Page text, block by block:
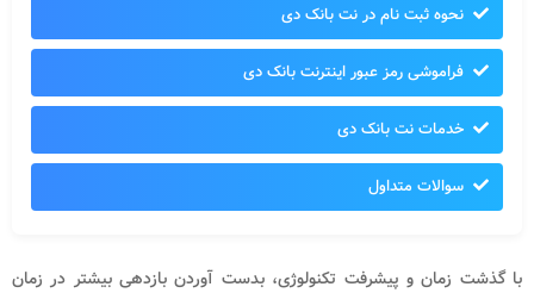
نحوه ثبت نام در نت بانک دی
فراموشی رمز عبور اینترنت بانک دی
خدمات نت بانک دی
سوالات متداول
با گذشت زمان و پیشرفت تکنولوژی، بدست آوردن بازدهی بیشتر در زمان